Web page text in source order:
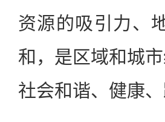
资源的吸引力、
和，是区域和城
社会和谐、健康